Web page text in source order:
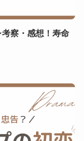
察・感想！寿命